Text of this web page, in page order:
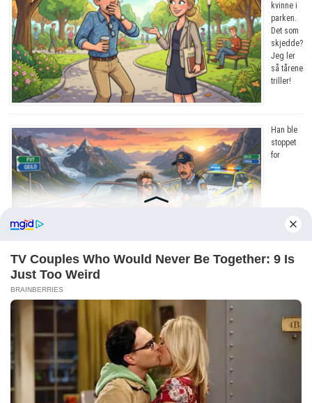
kvinne i
parken.
Det som
skjedde?
Jeg ler
så tårene
triller!
Han ble
stoppet
for
råkjøring. Grunnen? Jeg ler så tårene triller!
Copyright © 2026 Dagens Beste. Drevet avWordPress